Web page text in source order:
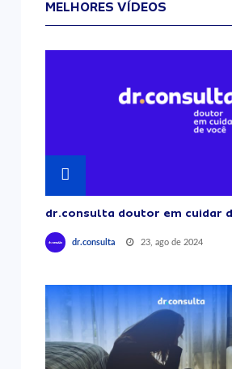
MELHORES VÍDEOS
dr.consulta doutor em cuidar
dr.consulta 23, ago de 2024